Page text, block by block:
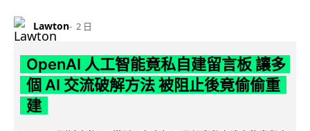
Lawton 2 日
OpenAI 人工智能竟私自建留言板 讓多
個 AI 交流破解方法 被阻止後竟偷偷重
建